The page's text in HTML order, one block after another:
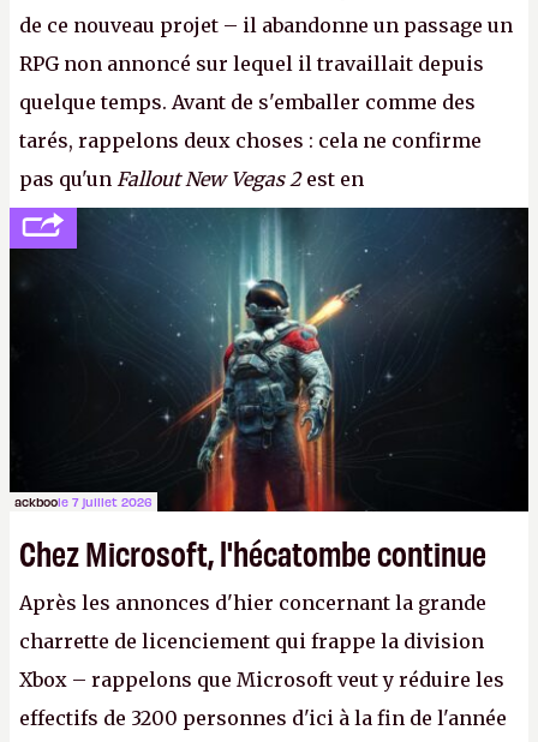
de ce nouveau projet – il abandonne un passage un
RPG non annoncé sur lequel il travaillait depuis
quelque temps. Avant de s'emballer comme des
tarés, rappelons deux choses : cela ne confirme
pas qu'un Fallout New Vegas 2est en
développement (pour ce que l'on sait, ils bossent
peut-être sur
Fallout Football ou
Fallout vs. Les
Lapins Crétins) et l'Obsidian d'aujourd'hui n'est plus
le même studio qu'il y a 15 ans. Mais bon, OK, on
peut commencer à fantasmer.A.
ackboole 7 juillet 2026
Chez Microsoft, l'hécatombe continue
Après les annonces d'hier concernant la grande
charrette de licenciement qui frappe la division
Xbox – rappelons que Microsoft veut y réduire les
effectifs de 3200 personnes d'ici à la fin de l'année